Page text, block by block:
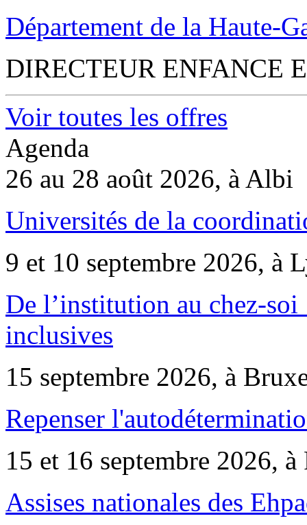
Département de la Haute-
DIRECTEUR ENFANCE
Voir toutes les offres
Agenda
26 au 28 août 2026, à Albi
Universités de la
9 et 10 septembre 2026, à
De l’institution au chez-
inclusives
15 septembre 2026, à
Repenser
15 et 16 septembre 2026, à
Assises nationales des